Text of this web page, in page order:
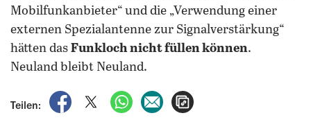
Mobilfunkanbieter“ und die „Verwendung einer
externen Spezialantenne zur Signalverstärkung“
hätten das Funkloch nicht füllen können.
Neuland bleibt Neuland.
Teilen:
auf Facebook teilen
auf X teilenper WhatsApp teilen
per E-Mail teilen